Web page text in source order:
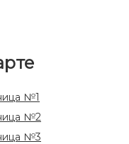
№1
№2
№3